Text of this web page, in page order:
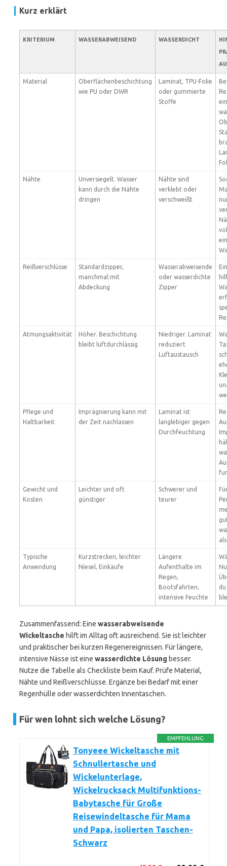
Kurz erklärt
KRITERIUM WASSERABWEISEND WASSERDICHT
Material
Oberflächenbeschichtung
wie PU oder DWR
Laminat, TPU-Folie
oder gummierte
Stoffe
Nähte
Unversiegelt. Wasser
kann durch die Nähte
dringen
Nähte sind
verklebt oder
verschweißt
Reißverschlüsse
Standardzipper,
manchmal mit
Abdeckung
Wasserabweisende
oder wasserdichte
Zipper
Atmungsaktivität
Höher. Beschichtung
bleibt luftdurchlässig
Niedriger. Laminat
reduziert
Luftaustausch
Pflege und
Haltbarkeit
Imprägnierung kann mit
der Zeit nachlassen
Laminat ist
langlebiger gegen
Durchfeuchtung
Gewicht und
Kosten
Leichter und oft
günstiger
Schwerer und
teurer
Typische
Anwendung
Kurzstrecken, leichter
Niesel, Einkäufe
Längere
Aufenthalte im
Regen,
Bootsfahrten,
intensive Feuchte
Zusammenfassend: Eine wasserabweisende
Wickeltasche hilft im Alltag oft ausreichend. Sie ist leichter
und praktischer bei kurzen Regenereignissen. Für längere,
intensive Nässe ist eine wasserdichte Lösung besser.
Nutze die Tabelle als Checkliste beim Kauf. Prüfe Material,
Nähte und Reißverschlüsse. Ergänze bei Bedarf mit einer
Regenhülle oder wasserdichten Innentaschen.
Für wen lohnt sich welche Lösung?
EMPFEHLUNG
Tonyeee Wickeltasche mit
Schnullertasche und
Wickelunterlage,
Wickelrucksack Multifunktions-
Babytasche für Große
Reisewindeltasche für Mama
und Papa, isolierten Taschen-
Schwarz